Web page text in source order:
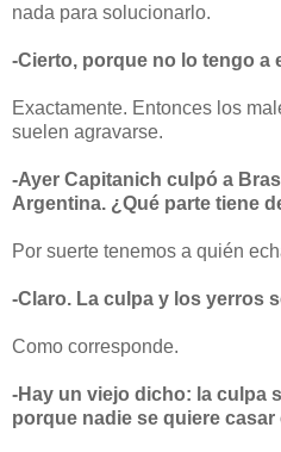
nada para solucionarlo.
-Cierto, porque no lo tengo a
Exactamente. Entonces los
suelen agravarse.
-Ayer Capitanich culpó a
Argentina. ¿Qué parte tiene
Por suerte tenemos a quién
-Claro. La culpa y los yerros
Como corresponde.
-Hay un viejo dicho: la culpa
porque nadie se quiere casar